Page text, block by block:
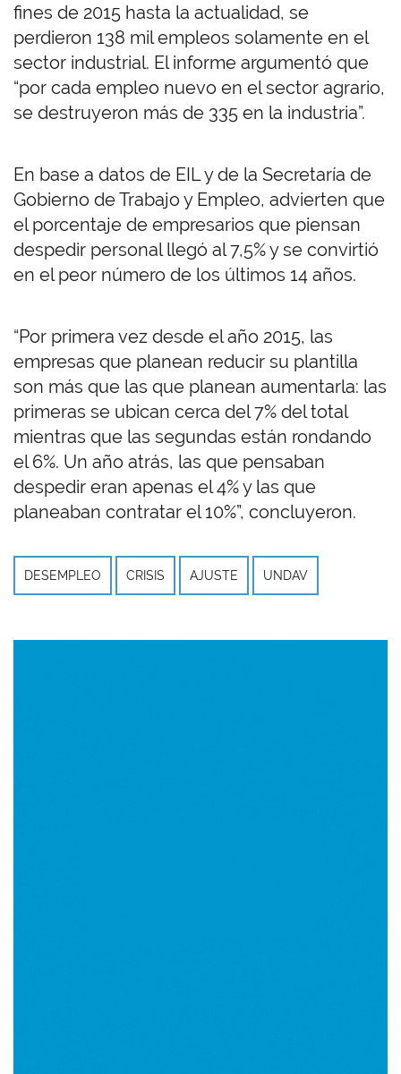
fines de 2015 hasta la actualidad, se
perdieron 138 mil empleos solamente en el
sector industrial. El informe argumentó que
“por cada empleo nuevo en el sector agrario,
se destruyeron más de 335 en la industria”.
En base a datos de EIL y de la Secretaría de
Gobierno de Trabajo y Empleo, advierten que
el porcentaje de empresarios que piensan
despedir personal llegó al 7,5% y se convirtió
en el peor número de los últimos 14 años.
“Por primera vez desde el año 2015, las
empresas que planean reducir su plantilla
son más que las que planean aumentarla: las
primeras se ubican cerca del 7% del total
mientras que las segundas están rondando
el 6%. Un año atrás, las que pensaban
despedir eran apenas el 4% y las que
planeaban contratar el 10%”, concluyeron.
DESEMPLEO CRISIS AJUSTE UNDAV